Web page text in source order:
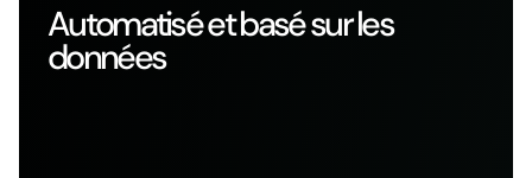
Automatisé et basé sur les
données